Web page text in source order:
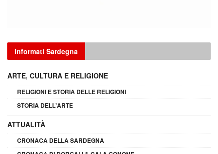
Informati Sardegna
ARTE, CULTURA E RELIGIONE
RELIGIONI E STORIA DELLE RELIGIONI
STORIA DELL'ARTE
ATTUALITÀ
CRONACA DELLA SARDEGNA